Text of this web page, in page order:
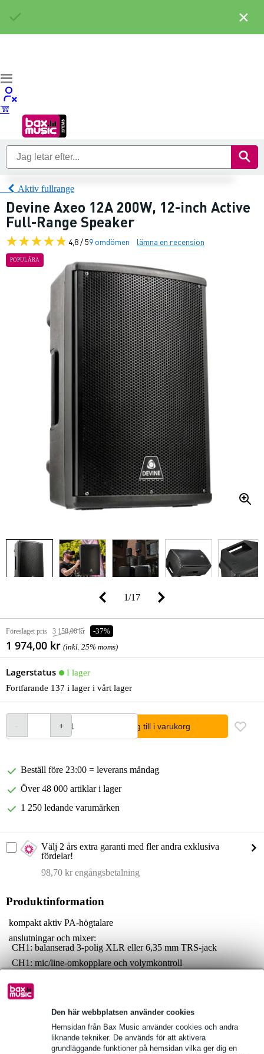
Den här webbplatsen använder cookies
Hemsidan från Bax Music använder cookies och andra
liknande tekniker. De används för att aktivera
grundläggande funktioner på hemsidan vilka ger dig en
Aktiv fullrange
Devine Axeo 12A 200W, 12-inch Active
Full-Range Speaker
4,8 / 59 omdömen lämna en recension
POPULÄRA
1/17
Föreslaget pris 3 158,00 kr -37%
1 974,00 kr (inkl. 25% moms)
Lagerstatus
I lager
Fortfarande 137 i lager i vårt lager
lägg till i varukorg
Beställ före 23:00 = leverans måndag
Över 48 000 artiklar i lager
1 250 ledande varumärken
Välj 2 års extra garanti med fler andra exklusiva
fördelar!
98,70 kr engångsbetalning
Produktinformation
kompakt aktiv PA-högtalare
anslutningar och mixer:
CH1: balanserad 3-polig XLR eller 6,35 mm TRS-jack
CH1: mic/line-omkopplare och volymkontroll
Mediaspelare:
SD-kortingång t.b.v. minneskort
USB-ingång för minnesenheter
stödjer trådlös Bluetooth-anslutning och TWS (True Wireless
×